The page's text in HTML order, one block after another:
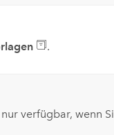
.
nur verfügbar, wenn